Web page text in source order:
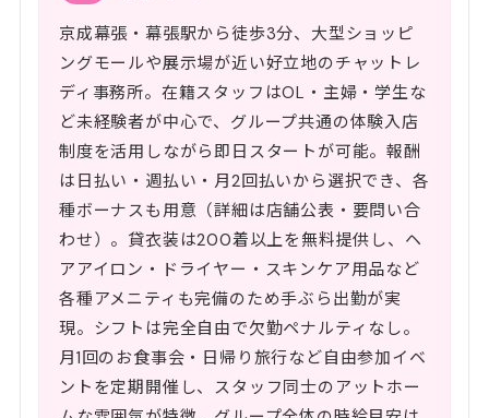
京成幕張・幕張駅から徒歩3分、大型ショッピ
ングモールや展示場が近い好立地のチャットレ
ディ事務所。在籍スタッフはOL・主婦・学生な
ど未経験者が中心で、グループ共通の体験入店
制度を活用しながら即日スタートが可能。報酬
は日払い・週払い・月2回払いから選択でき、各
種ボーナスも用意（詳細は店舗公表・要問い合
わせ）。貸衣装は200着以上を無料提供し、ヘ
アアイロン・ドライヤー・スキンケア用品など
各種アメニティも完備のため手ぶら出勤が実
現。シフトは完全自由で欠勤ペナルティなし。
月1回のお食事会・日帰り旅行など自由参加イベ
ントを定期開催し、スタッフ同士のアットホー